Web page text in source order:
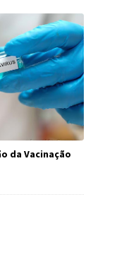
da Vacinação